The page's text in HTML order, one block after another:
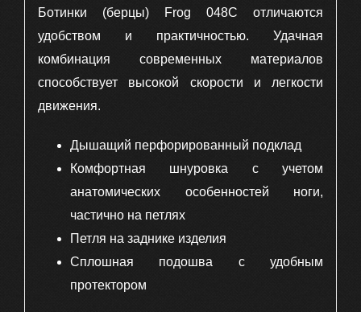
Ботинки (берцы) Frog 048С отличаются
удобством и практичностью. Удачная
комбинация современных материалов
способствует высокой скорости и легкости
движения.
Дышащий перфорированный подклад
Комфортная шнуровка с учетом
анатомических особенностей ноги,
частично на петлях
Петля на заднике изделия
Сплошная подошва с удобным
протектором